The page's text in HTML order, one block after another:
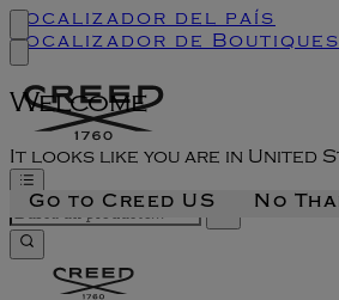
Welcome
It looks like you are in United
Go to Creed US No
Localizador del país
Localizador de Boutiques